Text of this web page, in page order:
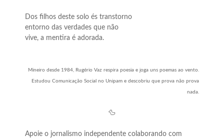
Dos filhos deste solo és transtorno
entorno das verdades que não
vive, a mentira é adorada.
Mineiro desde 1984, Rugério Vaz respira poesia e joga uns poemas ao vento.
Estudou Comunicação Social no Unipam e descobriu que prova não prova
nada.
🦆
Apoie o jornalismo independente colaborando com